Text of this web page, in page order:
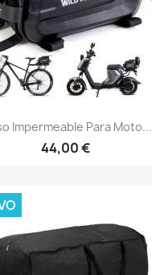
Vista rápida
Impermeable Para Moto...
44,00 €